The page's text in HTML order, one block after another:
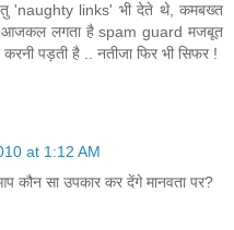
'naughty links' भी देते थे, कमबख्त
आजकल लगता है spam guard मजबूत
पड़ती है .. नतीजा फिर भी सिफर !
at 1:12 AM
कौन सा उपकार कर देंगे मानवता पर?